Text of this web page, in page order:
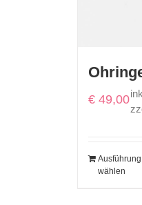
€49,00
Ausführung
wählen